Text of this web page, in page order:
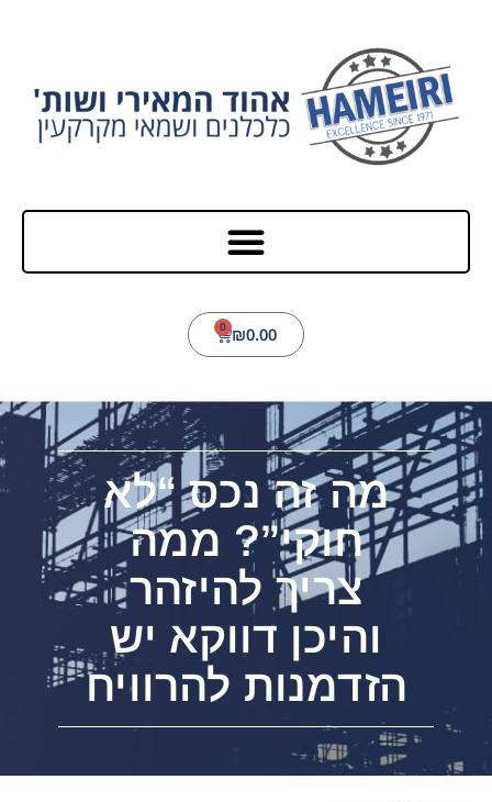
₪0.00
0
מה זה נכס “לא
חוקי”? ממה
צריך להיזהר
והיכן דווקא יש
הזדמנות להרוויח